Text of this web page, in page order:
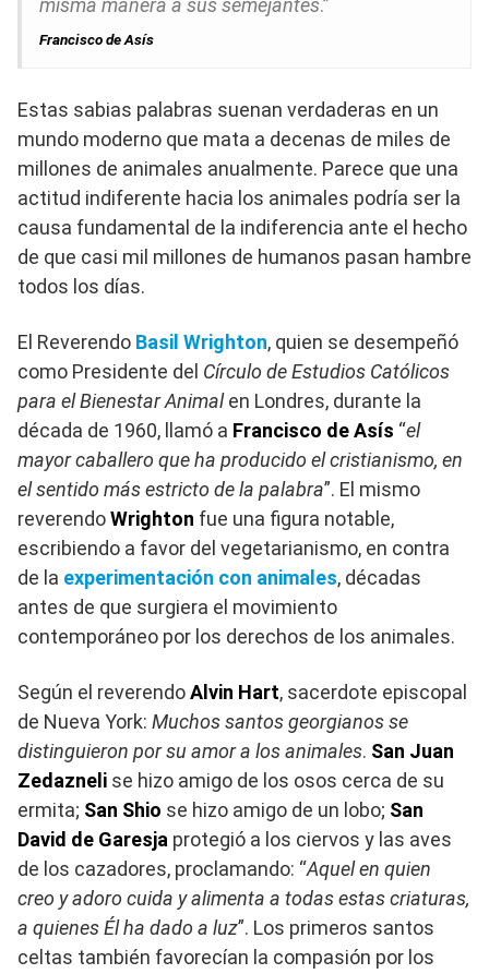
misma manera a sus semejantes.”
Francisco de Asís
Estas sabias palabras suenan verdaderas en un
mundo moderno que mata a decenas de miles de
millones de animales anualmente. Parece que una
actitud indiferente hacia los animales podría ser la
causa fundamental de la indiferencia ante el hecho
de que casi mil millones de humanos pasan hambre
todos los días.
El Reverendo Basil Wrighton, quien se desempeñó
como Presidente del Círculo de Estudios Católicos
para el Bienestar Animalen Londres, durante la
década de 1960, llamó a Francisco de Asís “el
mayor caballero que ha producido el cristianismo, en
el sentido más estricto de la palabra”. El mismo
reverendoWrighton fue una figura notable,
escribiendo a favor del vegetarianismo, en contra
de la experimentación con animales, décadas
antes de que surgiera el movimiento
contemporáneo por los derechos de los animales.
Según el reverendoAlvin Hart, sacerdote episcopal
de Nueva York: Muchos santos georgianos se
distinguieron por su amor a los animales. San Juan
Zedazneli se hizo amigo de los osos cerca de su
ermita; San Shio se hizo amigo de un lobo; San
David de Garesja protegió a los ciervos y las aves
de los cazadores, proclamando: “Aquel en quien
creo y adoro cuida y alimenta a todas estas criaturas,
a quienes Él ha dado a luz”. Los primeros santos
celtas también favorecían la compasión por los